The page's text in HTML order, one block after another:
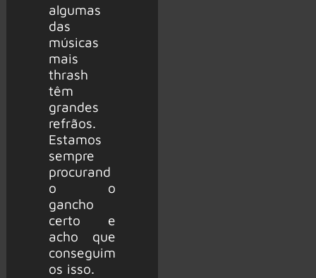
algumas
das
músicas
mais
thrash
têm
grandes
refrãos.
Estamos
sempre
procurand
o o
gancho
certo e
acho que
conseguim
os isso.